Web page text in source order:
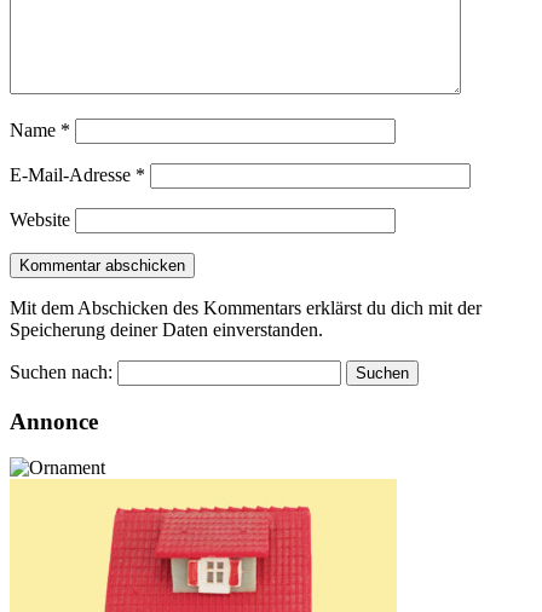
Name *
E-Mail-Adresse *
Website
Mit dem Abschicken des Kommentars erklärst du dich mit der
Speicherung deiner Daten einverstanden.
Suchen nach:
Annonce